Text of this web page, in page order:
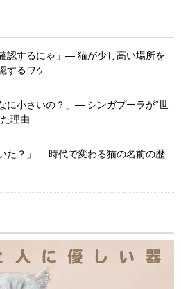
認するにゃ」— 猫が少し高い場所を
するワケ
に小さいの？」— シンガプーラが“世
理由
た？」— 時代で変わる猫の名前の歴